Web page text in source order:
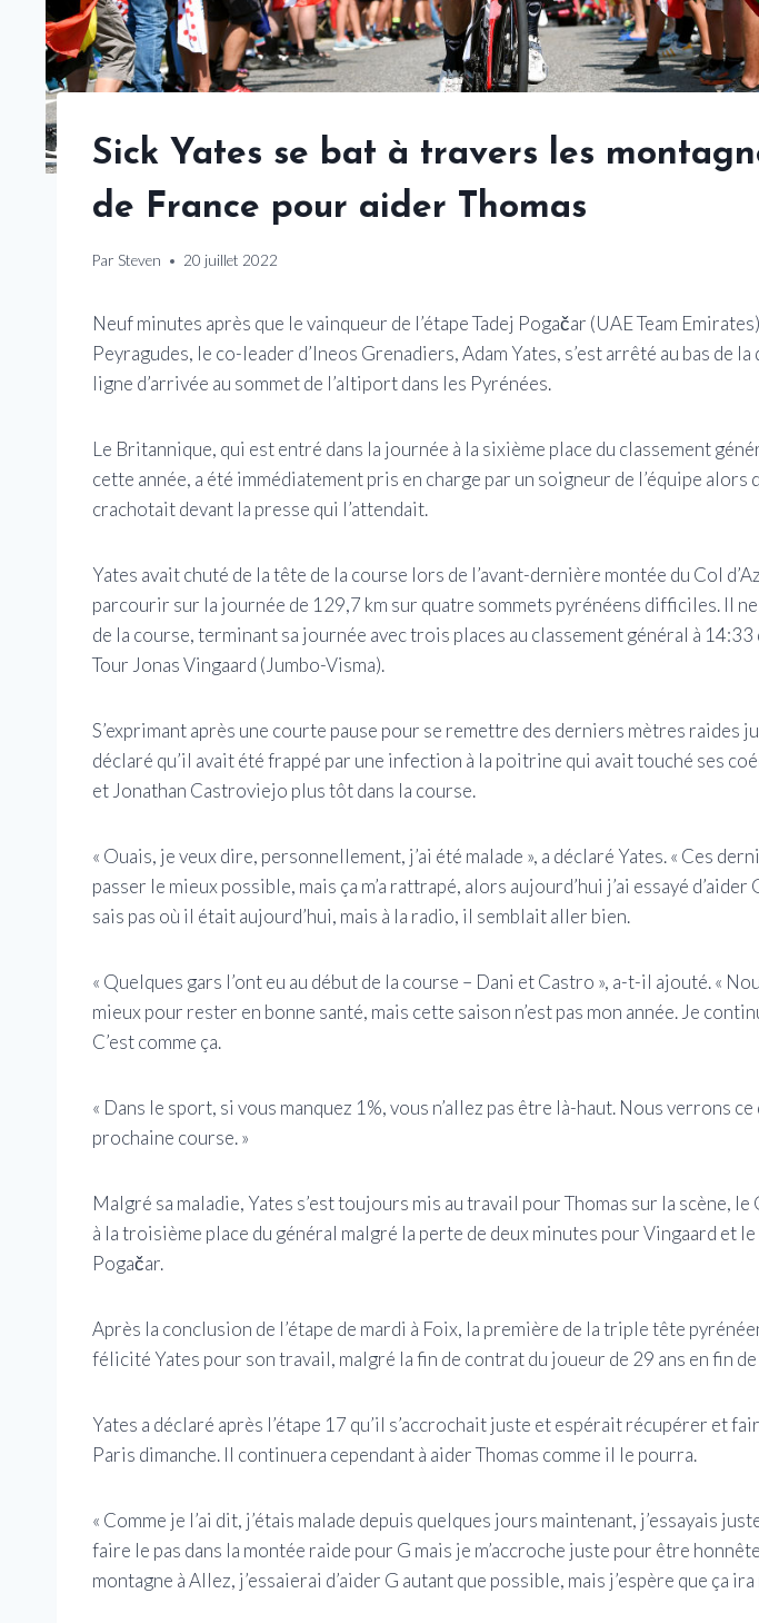
Sick Yates se bat à travers les
de France pour aider Thomas
Par Steven 20 juillet 2022
Neuf minutes après que le vainqueur de l’étape Tadej Pogačar (UAE Team
Peyragudes, le co-leader d’Ineos Grenadiers, Adam Yates, s’est arrêté au bas de
ligne d’arrivée au sommet de l’altiport dans les Pyrénées.
Le Britannique, qui est entré dans la journée à la sixième place du classement
cette année, a été immédiatement pris en charge par un soigneur de l’équipe alors
crachotait devant la presse qui l’attendait.
Yates avait chuté de la tête de la course lors de l’avant-dernière montée du Col
parcourir sur la journée de 129,7 km sur quatre sommets pyrénéens difficiles. Il
de la course, terminant sa journée avec trois places au classement général à
Tour Jonas Vingaard (Jumbo-Visma).
S’exprimant après une courte pause pour se remettre des derniers mètres raides
déclaré qu’il avait été frappé par une infection à la poitrine qui avait touché ses
et Jonathan Castroviejo plus tôt dans la course.
« Ouais, je veux dire, personnellement, j’ai été malade », a déclaré Yates. « Ces
passer le mieux possible, mais ça m’a rattrapé, alors aujourd’hui j’ai essayé d’aider
sais pas où il était aujourd’hui, mais à la radio, il semblait aller bien.
« Quelques gars l’ont eu au début de la course – Dani et Castro », a-t-il ajouté. «
mieux pour rester en bonne santé, mais cette saison n’est pas mon année. Je
C’est comme ça.
« Dans le sport, si vous manquez 1%, vous n’allez pas être là-haut. Nous verrons
prochaine course. »
Malgré sa maladie, Yates s’est toujours mis au travail pour Thomas sur la scène,
à la troisième place du général malgré la perte de deux minutes pour Vingaard et le
Pogačar.
Après la conclusion de l’étape de mardi à Foix, la première de la triple tête
félicité Yates pour son travail, malgré la fin de contrat du joueur de 29 ans en fin
Yates a déclaré après l’étape 17 qu’il s’accrochait juste et espérait récupérer et
Paris dimanche. Il continuera cependant à aider Thomas comme il le pourra.
« Comme je l’ai dit, j’étais malade depuis quelques jours maintenant, j’essayais
faire le pas dans la montée raide pour G mais je m’accroche juste pour être
montagne à Allez, j’essaierai d’aider G autant que possible, mais j’espère que ça